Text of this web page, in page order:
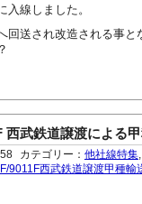
入線しました。
回送され改造される事と
西武鉄道譲渡による
カテゴリー： 他社線特集,
9011F西武鉄道譲渡甲種輸